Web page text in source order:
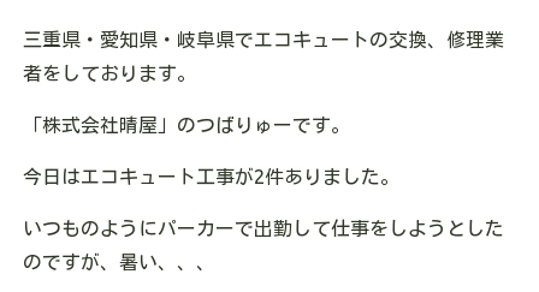
三重県・愛知県・岐阜県でエコキュートの交換、修理業
者をしております。
「株式会社晴屋」のつばりゅーです。
今日はエコキュート工事が2件ありました。
いつものようにパーカーで出勤して仕事をしようとした
のですが、暑い、、、